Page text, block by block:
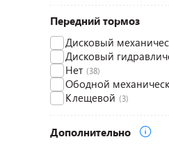
Передний тормоз
Дисковый
Дисковый
Нет (38)
Ободной
Клещевой (3)
Дополнительно